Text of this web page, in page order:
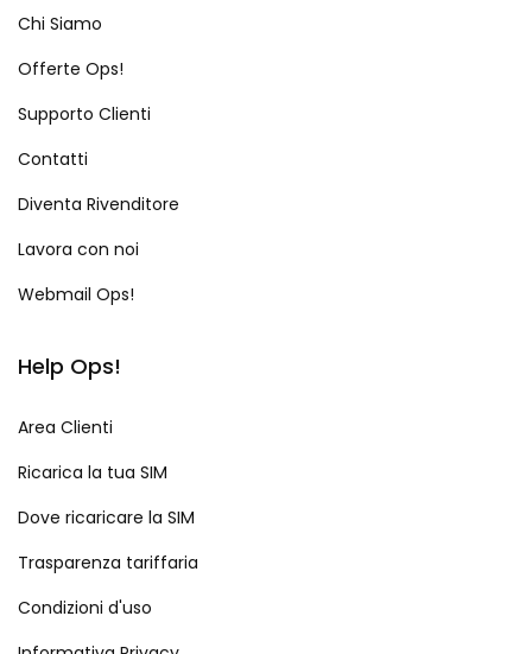
Chi Siamo
Offerte Ops!
Supporto Clienti
Contatti
Diventa Rivenditore
Lavora con noi
Webmail Ops!
Help Ops!
Area Clienti
Ricarica la tua SIM
Dove ricaricare la SIM
Trasparenza tariffaria
Condizioni d'uso